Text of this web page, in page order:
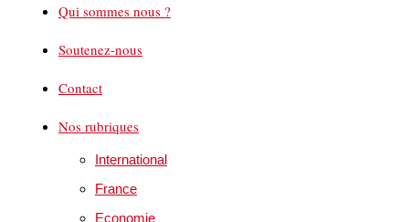
Qui sommes nous ?
Soutenez-nous
Contact
Nos rubriques
International
France
Economie